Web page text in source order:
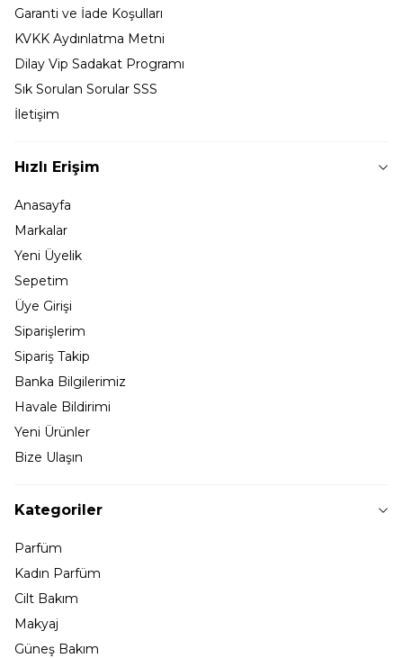
Garanti ve İade Koşulları
KVKK Aydınlatma Metni
Dilay Vip Sadakat Programı
Sık Sorulan Sorular SSS
İletişim
Hızlı Erişim
Anasayfa
Markalar
Yeni Üyelik
Sepetim
Üye Girişi
Siparişlerim
Sipariş Takip
Banka Bilgilerimiz
Havale Bildirimi
Yeni Ürünler
Bize Ulaşın
Kategoriler
Parfüm
Kadın Parfüm
Cilt Bakım
Makyaj
Güneş Bakım